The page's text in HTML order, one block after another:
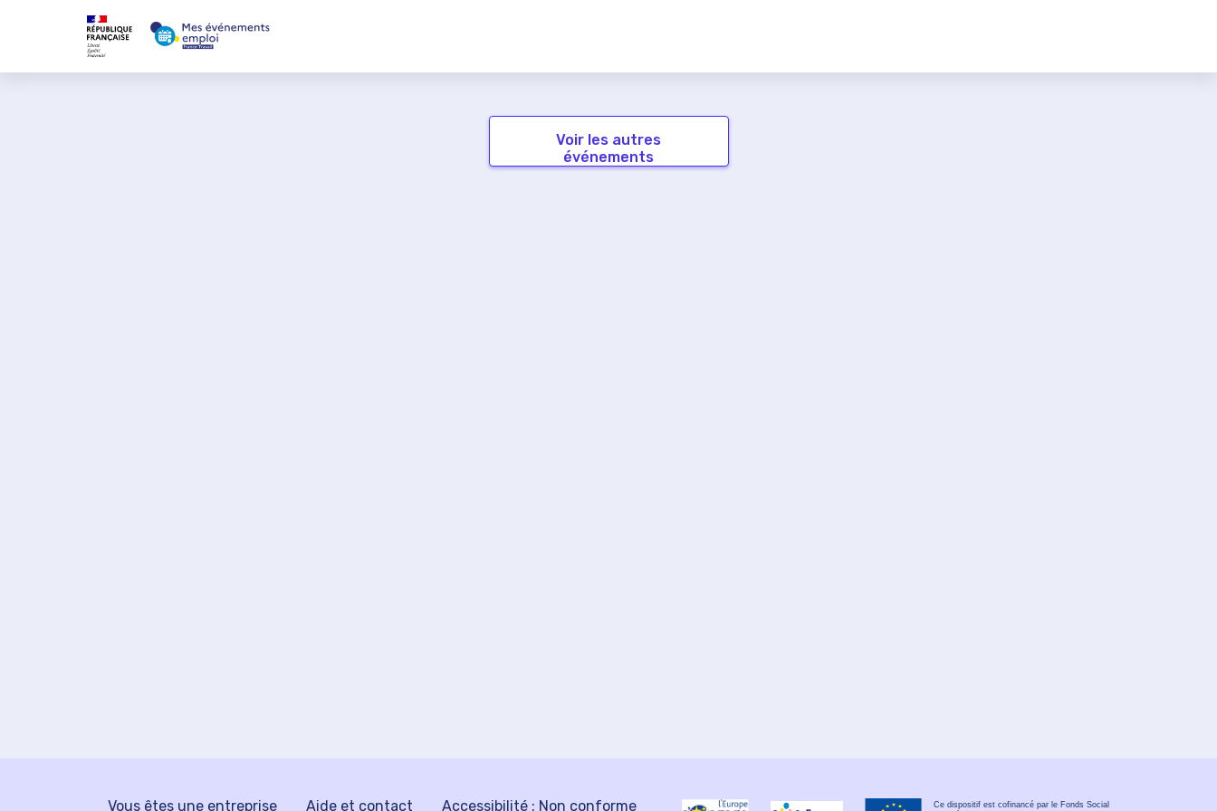
Voir les autres
événements
Vous êtes une entreprise Aide et contact Accessibilité : Non conforme
Ce dispositif est cofinancé par le Fonds Social